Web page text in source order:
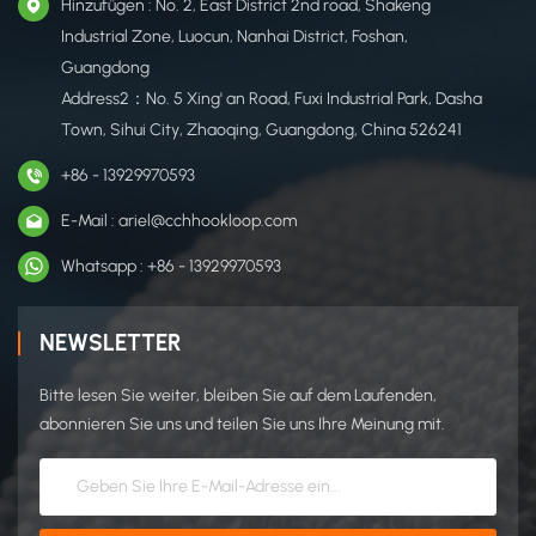
Hinzufügen : No. 2, East District 2nd road, Shakeng
Industrial Zone, Luocun, Nanhai District, Foshan,
Guangdong
Address2：No. 5 Xing' an Road, Fuxi Industrial Park, Dasha
Town, Sihui City, Zhaoqing, Guangdong, China 526241
+86 - 13929970593
E-Mail : ariel@cchhookloop.com
Whatsapp : +86 - 13929970593
NEWSLETTER
Bitte lesen Sie weiter, bleiben Sie auf dem Laufenden,
abonnieren Sie uns und teilen Sie uns Ihre Meinung mit.